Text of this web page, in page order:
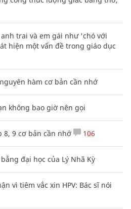
trai và em gái như 'chó với
hiện một vấn đề trong giáo dục
hàm cơ bản cần nhớ
không bao giờ nên gọi
8, 9 cơ bản cần nhớ 106
đại học của Lý Nhã Kỳ
vì tiêm vắc xin HPV: Bác sĩ nói